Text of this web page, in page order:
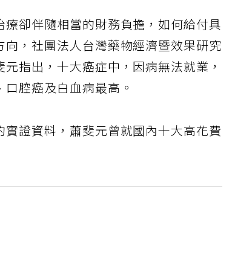
卻伴隨相當的財務負擔，如何給付具
，社團法人台灣藥物經濟暨效果研究
指出，十大癌症中，因病無法就業，
腔癌及白血病最高。
證資料，蕭斐元曾就國內十大高花費